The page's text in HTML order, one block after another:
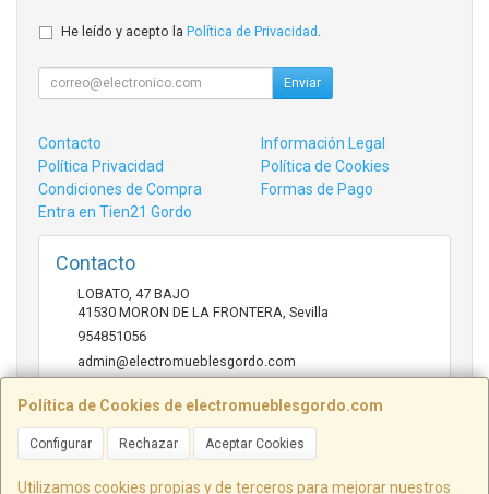
Política de Cookies de electromueblesgordo.com
Configurar Rechazar Aceptar Cookies
Utilizamos cookies propias y de terceros para mejorar nuestros
He leído y acepto la Política de Privacidad
Enviar
Contacto
Información Legal
Política Privacidad
Política de Cookies
Condiciones de Compra
Formas de Pago
Entra en Tien21 Gordo
Contacto
LOBATO, 47 BAJO
41530 MORON DE LA FRONTERA Sevilla
954851056
admin@electromueblesgordo.com
Horario
cerrado.